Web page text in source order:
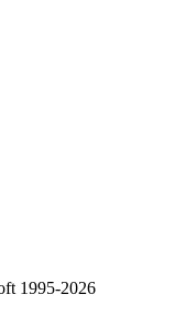
1995-2026